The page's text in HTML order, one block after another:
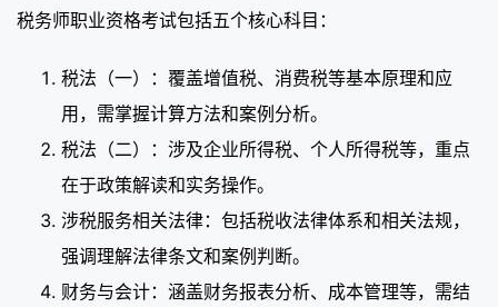
税务师职业资格考试包括五个核心科目：
税法（一）：覆盖增值税、消费税等基本原理和应
用，需掌握计算方法和案例分析。
税法（二）：涉及企业所得税、个人所得税等，重点
在于政策解读和实务操作。
涉税服务相关法律：包括税收法律体系和相关法规，
强调理解法律条文和案例判断。
财务与会计：涵盖财务报表分析、成本管理等，需结